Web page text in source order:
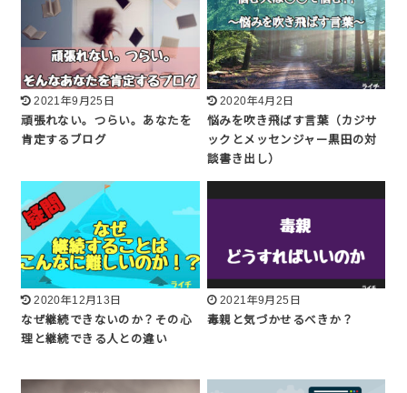
2021年9月25日
頑張れない。つらい。あなたを
肯定するブログ
2020年4月2日
悩みを吹き飛ばす言葉（カジサ
ックとメッセンジャー黒田の対
談書き出し）
2020年12月13日
なぜ継続できないのか？その心
理と継続できる人との違い
2021年9月25日
毒親と気づかせるべきか？